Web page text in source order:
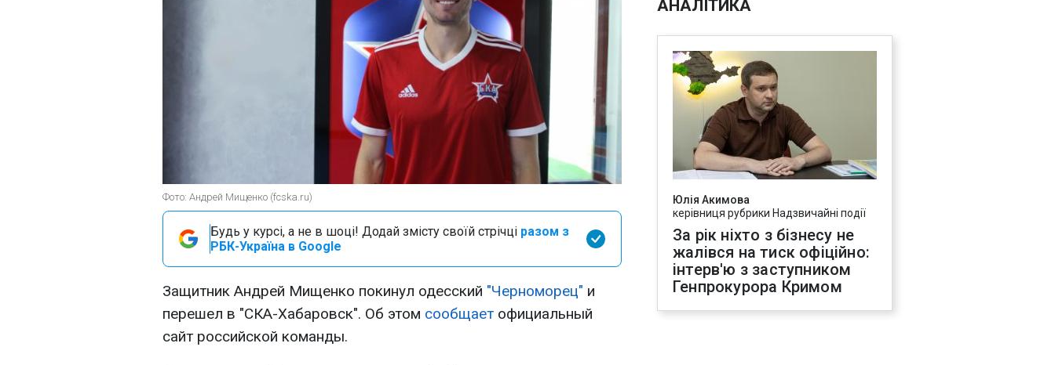
Фото: Андрей Мищенко (fcska.ru)
Будь у курсі, а не в шоці! Додай змісту своїй стрічці разом з
РБК-Україна в Google
Защитник Андрей Мищенко покинул одесский "Черноморец" и
перешел в "СКА-Хабаровск". Об этом сообщает официальный
сайт российской команды.
АНАЛІТИКА
Юлія Акимова
керівниця рубрики Надзвичайні події
За рік ніхто з бізнесу не
жалівся на тиск офіційно:
інтерв'ю з заступником
Генпрокурора Кримом